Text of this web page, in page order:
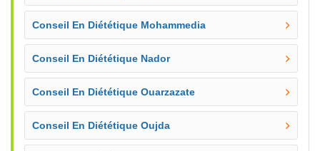
Conseil En Diététique Mohammedia
Conseil En Diététique Nador
Conseil En Diététique Ouarzazate
Conseil En Diététique Oujda